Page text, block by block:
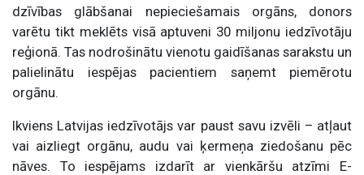
dzīvības glābšanai nepieciešamais orgāns, donors
varētu tikt meklēts visā aptuveni 30 miljonu iedzīvotāju
reģionā. Tas nodrošinātu vienotu gaidīšanas sarakstu un
palielinātu iespējas pacientiem saņemt piemērotu
orgānu.
Ikviens Latvijas iedzīvotājs var paust savu izvēli – atļaut
vai aizliegt orgānu, audu vai ķermeņa ziedošanu pēc
nāves. To iespējams izdarīt ar vienkāršu atzīmi E-